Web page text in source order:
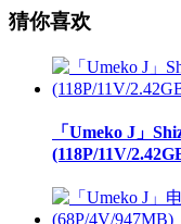
猜你喜欢
「Umeko J」
(118P/11V/